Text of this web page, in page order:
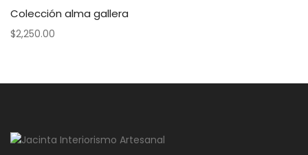
Colección alma gallera
$2,250.00